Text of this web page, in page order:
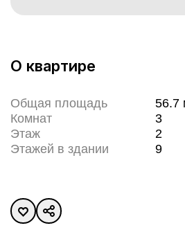
О квартире
Общая площадь 56.7
Комнат
3
Этаж
2
Этажей в здании
9